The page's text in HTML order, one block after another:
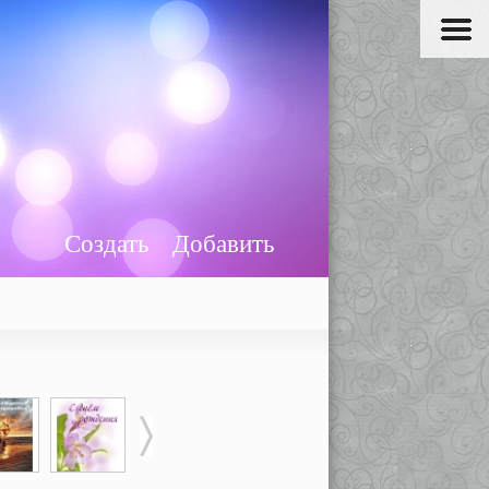
Добавить
Создать